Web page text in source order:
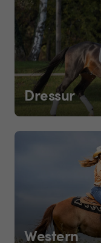
Dressur
Western